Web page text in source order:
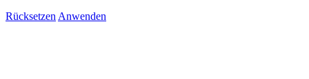
Rücksetzen Anwenden